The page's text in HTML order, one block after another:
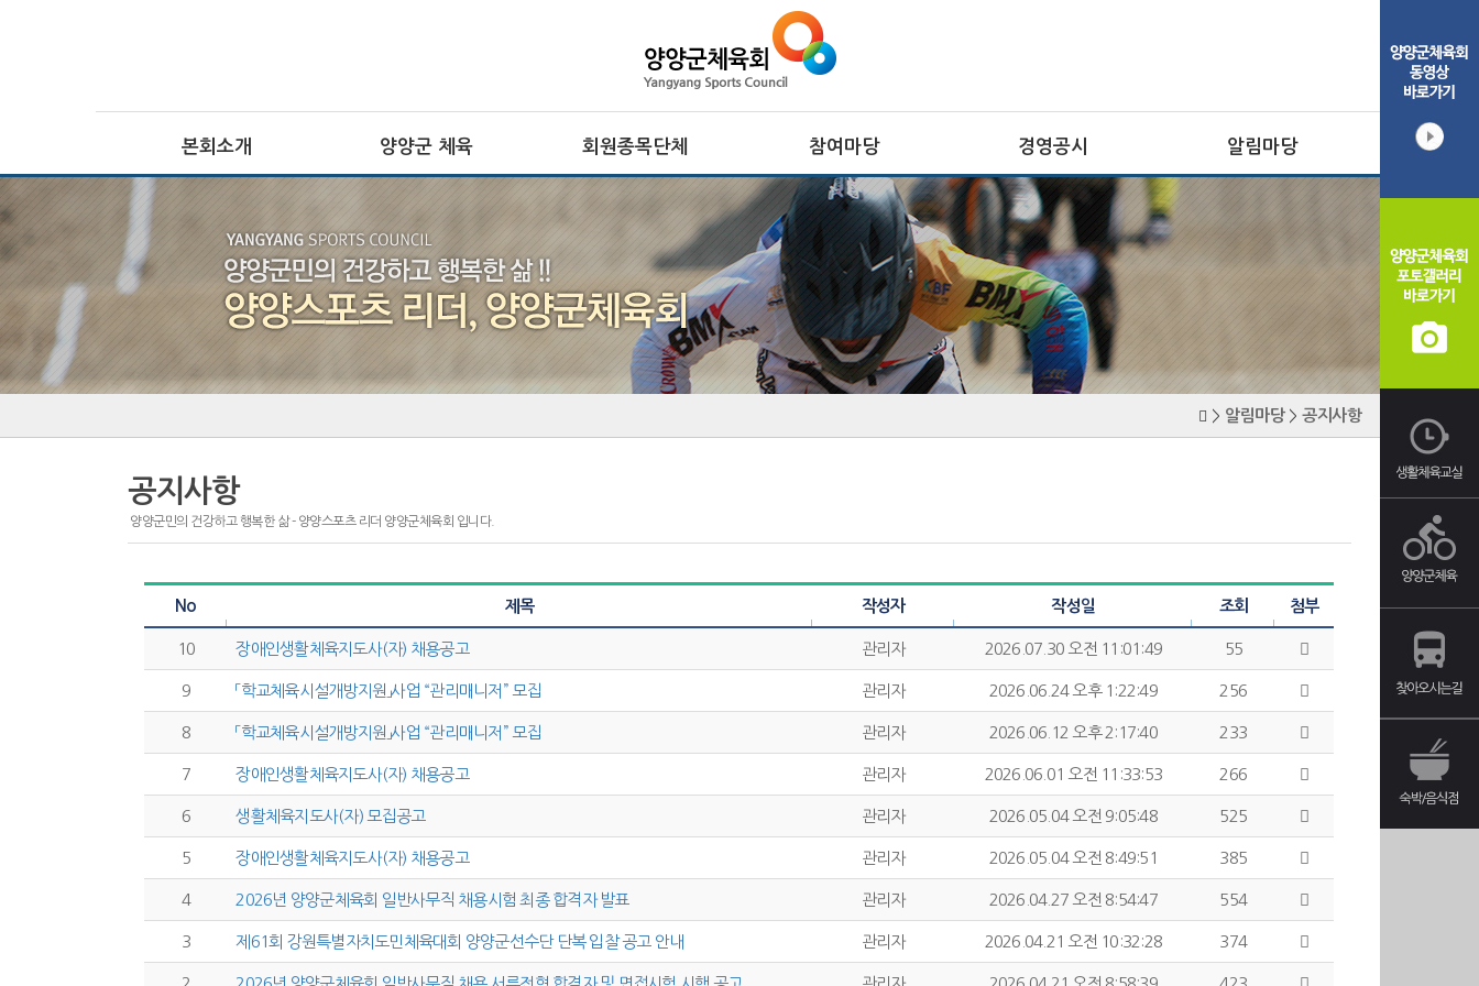
본회소개
설립목적 · 연혁
사업추진방향
조직기구표
직원현황
체육시설
양양군 체육
·주요기능
·대회정보
생활체육
·주요기능
스포츠 마케팅
·주요기능
회원종목단체
클럽등록 및 동호인 등록
참여마당
생활프로그램
서핑특화프로그램
레저스포츠 체험 프로그램
접수조회
자유게시판
관련사이트
경영공시
규약
사업계획
예산
알림마당
> 알림마당> 공지사항
공지사항
양양군민의 건강하고 행복한 삶 - 양양스포츠 리더 양양군체육회 입니다.
No 제목 작성자 작성일 조회 첨부
10 장애인생활체육지도사(자) 채용공고 관리자 2026.07.30 오전 11:01:49 55
9 「학교체육시설개방지원」사업 “관리매니저” 모집 관리자 2026.06.24 오후 1:22:49 256
8 「학교체육시설개방지원」사업 “관리매니저” 모집 관리자 2026.06.12 오후 2:17:40 233
7 장애인생활체육지도사(자) 채용공고 관리자 2026.06.01 오전 11:33:53 266
6 생활체육지도사(자) 모집공고 관리자 2026.05.04 오전 9:05:48 525
5 장애인생활체육지도사(자) 채용공고 관리자 2026.05.04 오전 8:49:51 385
4 2026년 양양군체육회 일반사무직 채용시험 최종 합격자 발표 관리자 2026.04.27 오전 8:54:47 554
3 제61회 강원특별자치도민체육대회 양양군선수단 단복 입찰 공고 안내 관리자 2026.04.21 오전 10:32:28 374